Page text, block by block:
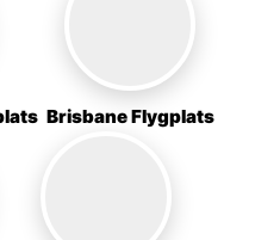
Brisbane Flygplats